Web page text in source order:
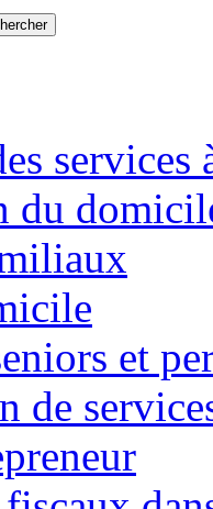
services
du
et
de